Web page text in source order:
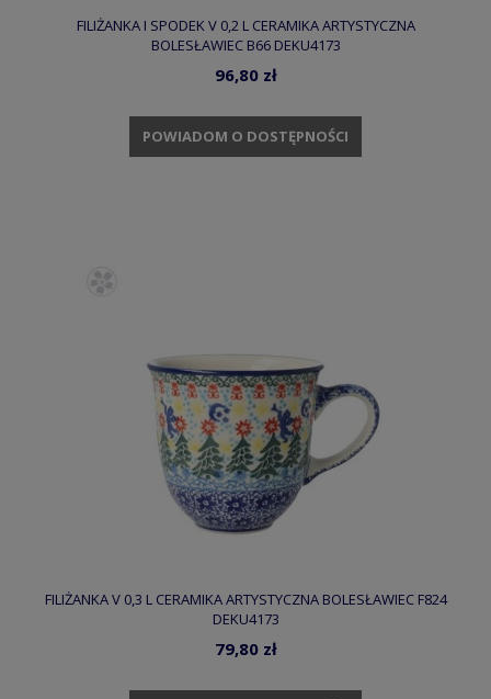
FILIŻANKA I SPODEK V 0,2 L CERAMIKA ARTYSTYCZNA
BOLESŁAWIEC B66 DEKU4173
96,80 zł
POWIADOM O DOSTĘPNOŚCI
FILIŻANKA V 0,3 L CERAMIKA ARTYSTYCZNA BOLESŁAWIEC F824
DEKU4173
79,80 zł